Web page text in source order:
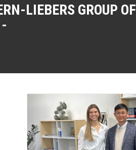
LIEBERS GROUP OF